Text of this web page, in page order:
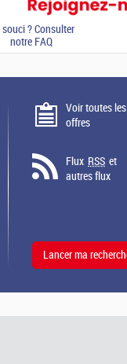
souci ? Consulter
notre FAQ
Voir toutes les
offres
Flux RSS et
autres flux